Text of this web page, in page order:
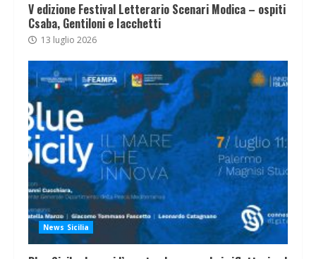
V edizione Festival Letterario Scenari Modica – ospiti
Csaba, Gentiloni e Iacchetti
13 luglio 2026
News Sicilia